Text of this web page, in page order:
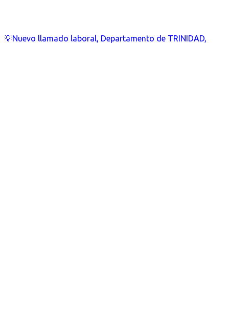
💡Nuevo llamado laboral, Departamento de TRINIDAD,